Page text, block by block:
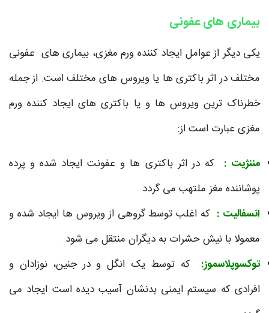
بیماری های عفونی
یکی دیگر از عوامل ایجاد کننده ورم مغزی، بیماری های عفونی
مختلف در اثر باکتری ها یا ویروس های مختلف است. از جمله
خطرناک ترین ویروس ها و یا باکتری های ایجاد کننده ورم
مغزی عبارت است از:
مننژیت : که در اثر باکتری ها و عفونت ایجاد شده و پرده
پوشاننده مغز ملتهب می گردد
انسفالیت : که اغلب توسط گروهی از ویروس ها ایجاد شده و
معمولا با نیش حشرات به دیگران منتقل می شود.
توکسوپلاسموز:
که توسط یک انگل و در جنین، نوزادان و
افرادی که سیستم ایمنی بدنشان آسیب دیده است ایجاد می